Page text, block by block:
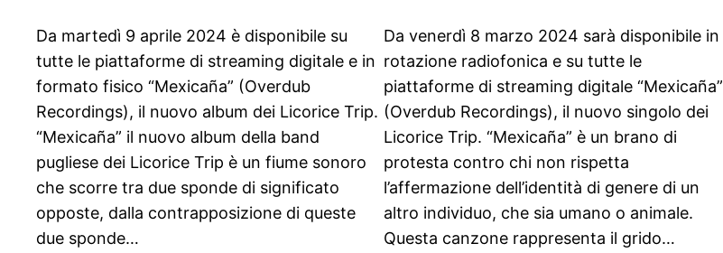
Da martedì 9 aprile 2024 è disponibile su
tutte le piattaforme di streaming digitale e in
formato fisico “Mexicaña” (Overdub
Recordings), il nuovo album dei Licorice Trip.
“Mexicaña” il nuovo album della band
pugliese dei Licorice Trip è un fiume sonoro
che scorre tra due sponde di significato
opposte, dalla contrapposizione di queste
due sponde…
Da venerdì 8 marzo 2024 sarà disponibile in
rotazione radiofonica e su tutte le
piattaforme di streaming digitale “Mexicaña”
(Overdub Recordings), il nuovo singolo dei
Licorice Trip. “Mexicaña” è un brano di
protesta contro chi non rispetta
l’affermazione dell’identità di genere di un
altro individuo, che sia umano o animale.
Questa canzone rappresenta il grido…